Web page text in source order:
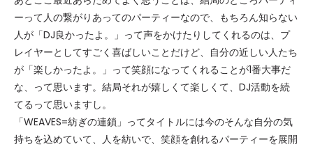
ーって人の繋がりあってのパーティーなので、もちろん知らない
人が「DJ良かったよ。」って声をかけたりしてくれるのは、プ
レイヤーとしてすごく喜ばしいことだけど、自分の近しい人たち
が「楽しかったよ。」って笑顔になってくれることが1番大事だ
な、って思います。結局それが嬉しくて楽しくて、DJ活動を続
てるって思いますし。
「WEAVES=紡ぎの連鎖」ってタイトルには今のそんな自分の気
持ちを込めていて、人を紡いで、笑顔を創れるパーティーを展開